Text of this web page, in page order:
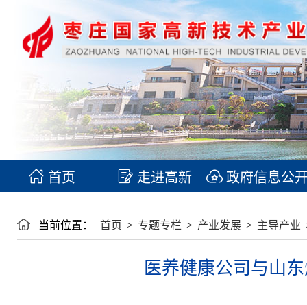
首页 走进高新 政府信息公
当前位置： 首页 > 专题专栏 > 产业发展 > 主导产业
医养健康公司与山